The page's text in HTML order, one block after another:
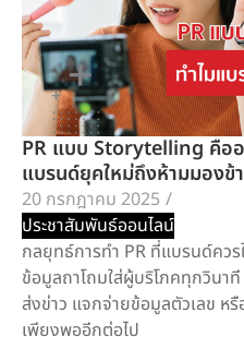
PR แบบ Storytelling คืออ
แบรนด์ยุคใหม่ถึงห้ามมองข้
20 กรกฎาคม 2025 /
ประชาสัมพันธ์ออนไลน์
กลยุทธ์การทำ PR ที่แบรนด์คว
ข้อมูลถาโถมใส่ผู้บริโภคทุกวินา
ส่งข่าว แจกจ่ายข้อมูลตัวเลข ห
เพียงพออีกต่อไป